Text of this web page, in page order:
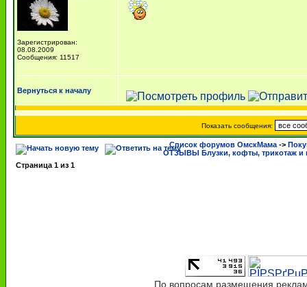
Зарегистрирован:
08.08.2009
Сообщения: 11517
Вернуться к началу
Показать сообщения:
Список форумов ОмскМама ->
ОТЗЫВЫ Блузки, кофты, трикотаж и
Страница 1 из 1
По вопросам размещения